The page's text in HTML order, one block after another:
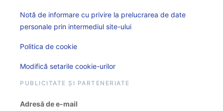
Notă de informare cu privire la prelucrarea de date
personale prin intermediul site-ului
Politica de cookie
Modifică setarile cookie-urilor
PUBLICITATE ȘI PARTENERIATE
Adresă de e-mail